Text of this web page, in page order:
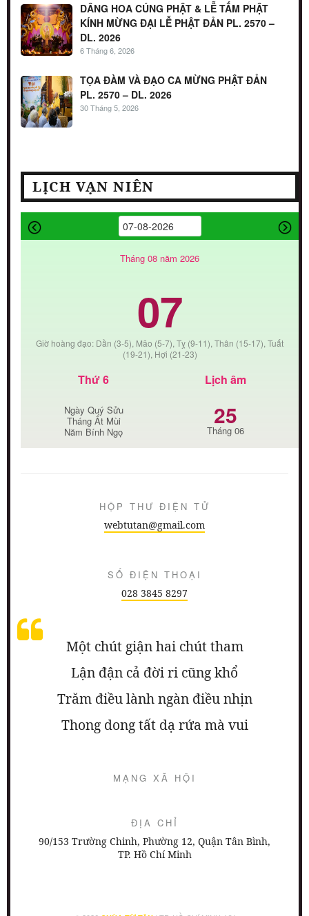
DÂNG HOA CÚNG PHẬT & LỄ TẮM PHẬT
KÍNH MỪNG ĐẠI LỄ PHẬT ĐẢN PL. 2570 –
DL. 2026
6 Tháng 6, 2026
TỌA ĐÀM VÀ ĐẠO CA MỪNG PHẬT ĐẢN
PL. 2570 – DL. 2026
30 Tháng 5, 2026
LỊCH VẠN NIÊN
Tháng 08 năm 2026
07
Giờ hoàng đạo: Dần (3-5), Mão (5-7), Tỵ (9-11), Thân (15-17), Tuất
(19-21), Hợi (21-23)
Thứ 6
Ngày Quý Sửu
Tháng Ất Mùi
Năm Bính Ngọ
Lịch âm
25
Tháng 06
HỘP THƯ ĐIỆN TỬ
webtutan@gmail.com
SỐ ĐIỆN THOẠI
028 3845 8297
Một chút giận hai chút tham
Lận đận cả đời ri cũng khổ
Trăm điều lành ngàn điều nhịn
Thong dong tất dạ rứa mà vui
MẠNG XÃ HỘI
ĐỊA CHỈ
90/153 Trường Chinh, Phường 12, Quận Tân Bình,
TP. Hồ Chí Minh